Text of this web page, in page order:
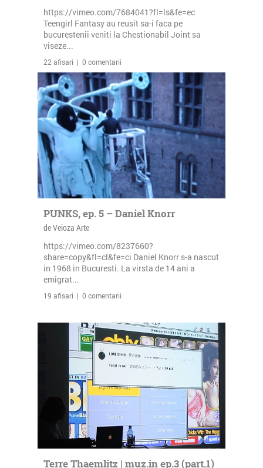
https://vimeo.com/7684041?fl=ls&fe=ec
Teengirl Fantasy au reusit sa-i faca pe
bucurestenii veniti la Chestionabil Joint sa
viseze...
22 afisari | 0 comentarii
PUNKS, ep. 5 – Daniel Knorr
de Veioza Arte
https://vimeo.com/8237660?
share=copy&fl=cl&fe=ci Daniel Knorr s-a nascut
in 1968 in Bucuresti. La virsta de 14 ani a
emigrat...
19 afisari | 0 comentarii
Terre Thaemlitz | muz.in ep.3 (part.1)